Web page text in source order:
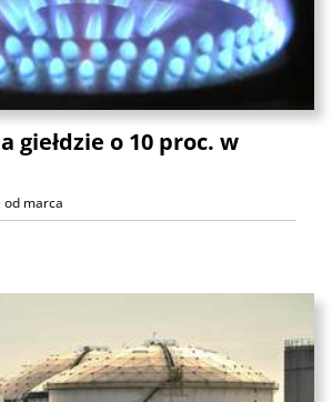
giełdzie o 10 proc. w
od marca